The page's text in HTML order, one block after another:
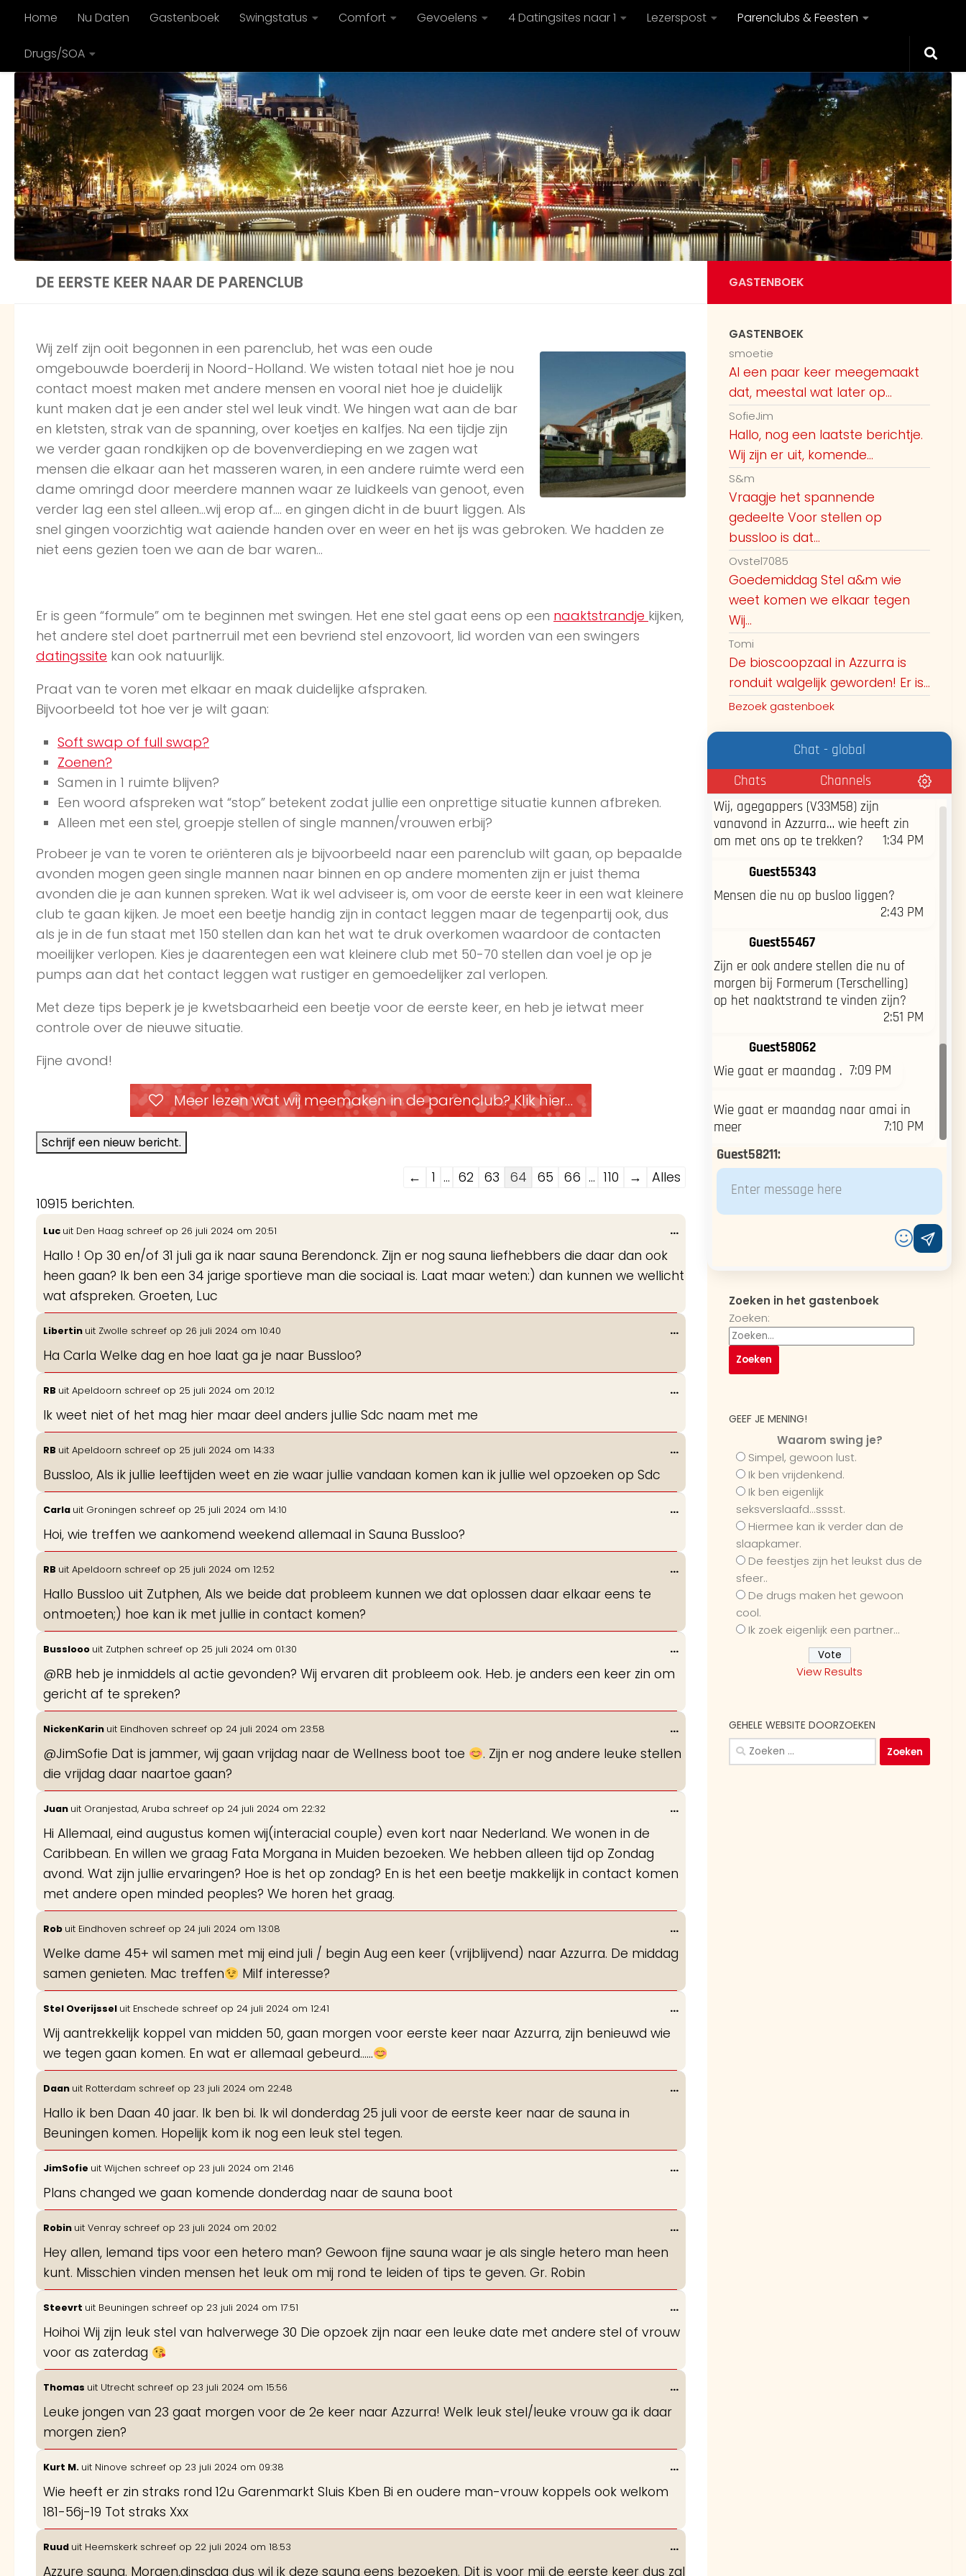
Doorgaan naar inhoud
Home Nu Daten Gastenboek Swingstatus Comfort Gevoelens 4 Datingsites naar 1 Lezerspost Parenclubs & Feesten
Drugs/SOA
DE EERSTE KEER NAAR DE PARENCLUB
Wij zelf zijn ooit begonnen in een parenclub, het was een oude
omgebouwde boerderij in Noord-Holland. We wisten totaal niet hoe je nou
contact moest maken met andere mensen en vooral niet hoe je duidelijk
kunt maken dat je een ander stel wel leuk vindt. We hingen wat aan de bar
en kletsten, strak van de spanning, over koetjes en kalfjes. Na een tijdje zijn
we verder gaan rondkijken op de bovenverdieping en we zagen wat
mensen die elkaar aan het masseren waren, in een andere ruimte werd een
dame omringd door meerdere mannen waar ze luidkeels van genoot, even
verder lag een stel alleen…wij erop af…. en gingen dicht in de buurt liggen. Als
snel gingen voorzichtig wat aaiende handen over en weer en het ijs was gebroken. We hadden ze
niet eens gezien toen we aan de bar waren…
Er is geen “formule” om te beginnen met swingen. Het ene stel gaat eens op een naaktstrandje kijken,
het andere stel doet partnerruil met een bevriend stel enzovoort, lid worden van een swingers
datingssite kan ook natuurlijk.
Praat van te voren met elkaar en maak duidelijke afspraken.
Bijvoorbeeld tot hoe ver je wilt gaan:
Soft swap of full swap?
Zoenen?
Samen in 1 ruimte blijven?
Een woord afspreken wat “stop” betekent zodat jullie een onprettige situatie kunnen afbreken.
Alleen met een stel, groepje stellen of single mannen/vrouwen erbij?
Probeer je van te voren te oriënteren als je bijvoorbeeld naar een parenclub wilt gaan, op bepaalde
avonden mogen geen single mannen naar binnen en op andere momenten zijn er juist thema
avonden die je aan kunnen spreken. Wat ik wel adviseer is, om voor de eerste keer in een wat kleinere
club te gaan kijken. Je moet een beetje handig zijn in contact leggen maar de tegenpartij ook, dus
als je in de fun staat met 150 stellen dan kan het wat te druk overkomen waardoor de contacten
moeilijker verlopen. Kies je daarentegen een wat kleinere club met 50-70 stellen dan voel je op je
pumps aan dat het contact leggen wat rustiger en gemoedelijker zal verlopen.
Met deze tips beperk je je kwetsbaarheid een beetje voor de eerste keer, en heb je ietwat meer
controle over de nieuwe situatie.
Fijne avond!
Meer lezen wat wij meemaken in de parenclub? Klik hier…
Navigatie
de
lijst
← 1 ... 62 63 64 65 66 ... 110 →
Alles
10915 berichten.
Luc uit Den Haag schreef op 26 juli 2024 om 20:51
Hallo ! Op 30 en/of 31 juli ga ik naar sauna Berendonck. Zijn er nog sauna liefhebbers die daar dan ook
heen gaan? Ik ben een 34 jarige sportieve man die sociaal is. Laat maar weten:) dan kunnen we wellicht
wat afspreken. Groeten, Luc
...Wissel
Libertin uit Zwolle schreef op 26 juli 2024 om 10:40
Ha Carla Welke dag en hoe laat ga je naar Bussloo?
...Wissel
metabox.
RB uit Apeldoorn schreef op 25 juli 2024 om 20:12
Ik weet niet of het mag hier maar deel anders jullie Sdc naam met me
...Wissel
metabox.
RB uit Apeldoorn schreef op 25 juli 2024 om 14:33
Bussloo, Als ik jullie leeftijden weet en zie waar jullie vandaan komen kan ik jullie wel opzoeken op Sdc
...Wissel
metabox.
Carla uit Groningen schreef op 25 juli 2024 om 14:10
Hoi, wie treffen we aankomend weekend allemaal in Sauna Bussloo?
...Wissel
metabox.
RB uit Apeldoorn schreef op 25 juli 2024 om 12:52
Hallo Bussloo uit Zutphen, Als we beide dat probleem kunnen we dat oplossen daar elkaar eens te
ontmoeten;) hoe kan ik met jullie in contact komen?
...Wissel
Busslooo uit Zutphen schreef op 25 juli 2024 om 01:30
@RB heb je inmiddels al actie gevonden? Wij ervaren dit probleem ook. Heb. je anders een keer zin om
gericht af te spreken?
...Wissel
NickenKarin uit Eindhoven schreef op 24 juli 2024 om 23:58
@JimSofie Dat is jammer, wij gaan vrijdag naar de Wellness boot toe
. Zijn er nog andere leuke stellen
die vrijdag daar naartoe gaan?
...Wissel
metabox.
Juan uit Oranjestad, Aruba schreef op 24 juli 2024 om 22:32
Hi Allemaal, eind augustus komen wij(interacial couple) even kort naar Nederland. We wonen in de
Caribbean. En willen we graag Fata Morgana in Muiden bezoeken. We hebben alleen tijd op Zondag
avond. Wat zijn jullie ervaringen? Hoe is het op zondag? En is het een beetje makkelijk in contact komen
met andere open minded peoples? We horen het graag.
...Wissel
Rob uit Eindhoven schreef op 24 juli 2024 om 13:08
Welke dame 45+ wil samen met mij eind juli / begin Aug een keer (vrijblijvend) naar Azzurra. De middag
samen genieten. Mac treffen
Milf interesse?
...Wissel
Stel Overijssel uit Enschede schreef op 24 juli 2024 om 12:41
Wij aantrekkelijk koppel van midden 50, gaan morgen voor eerste keer naar Azzurra, zijn benieuwd wie
we tegen gaan komen. En wat er allemaal gebeurd……
...Wissel
Daan uit Rotterdam schreef op 23 juli 2024 om 22:48
Hallo ik ben Daan 40 jaar. Ik ben bi. Ik wil donderdag 25 juli voor de eerste keer naar de sauna in
Beuningen komen. Hopelijk kom ik nog een leuk stel tegen.
...Wissel
JimSofie uit Wijchen schreef op 23 juli 2024 om 21:46
Plans changed we gaan komende donderdag naar de sauna boot
...Wissel
metabox.
Robin uit Venray schreef op 23 juli 2024 om 20:02
Hey allen, Iemand tips voor een hetero man? Gewoon fijne sauna waar je als single hetero man heen
kunt. Misschien vinden mensen het leuk om mij rond te leiden of tips te geven. Gr. Robin
...Wissel
Steevrt uit Beuningen schreef op 23 juli 2024 om 17:51
Hoihoi Wij zijn leuk stel van halverwege 30 Die opzoek zijn naar een leuke date met andere stel of vrouw
voor as zaterdag
...Wissel
metabox.
Thomas uit Utrecht schreef op 23 juli 2024 om 15:56
Leuke jongen van 23 gaat morgen voor de 2e keer naar Azzurra! Welk leuk stel/leuke vrouw ga ik daar
morgen zien?
...Wissel
Kurt M. uit Ninove schreef op 23 juli 2024 om 09:38
Wie heeft er zin straks rond 12u Garenmarkt Sluis Kben Bi en oudere man-vrouw koppels ook welkom
181-56j-19 Tot straks Xxx
...Wissel
Ruud uit Heemskerk schreef op 22 juli 2024 om 18:53
Azzure sauna. Morgen,dinsdag dus wil ik deze sauna eens bezoeken. Dit is voor mij de eerste keer dus zal
...Wissel
deze
GASTENBOEK
GASTENBOEK
smoetie
Al een paar keer meegemaakt
dat, meestal wat later op...
SofieJim
Hallo, nog een laatste berichtje.
Wij zijn er uit, komende...
S&m
Vraagje het spannende
gedeelte Voor stellen op
bussloo is dat...
Ovstel7085
Goedemiddag Stel a&m wie
weet komen we elkaar tegen
Wij...
Tomi
De bioscoopzaal in Azzurra is
ronduit walgelijk geworden! Er is...
Bezoek gastenboek
Chat - global
Chats
Channels
wij vandaag lekker op 8:01 AM
ondertussen spannende dingen
doen. Zijn er meer mensen die
vandaag gaan varen in het gebied
rond Amsterdam
8:02 AM
Guest51918
Wie gaan er ook wel is naar
naaktstrand groede Zeeland lekker
spelen in de duintjes wij koppel 40
ers gaan donderdag weer en voor
veel in vr bi hier
8:21 AM
Guest51927
welke vrouw of koppel vandaag naar
Guest51935
Wij lekker zo Bergen aan Zee op het
rustige
8:28 AM
Gedeelte richting Schoorl
8:28 AM
Guest51826
We gaan ook naar het naakstrand in
het twiske even lekker wandelen
vanavond. Zal begin avond zijn.
Guest52947
Vandaag lekker met zijn tweeën op
strandje in vuren
11:12 AM
Guest52585, we hebben geen
interesse in mannen alleen.
11:22 AM
Guest54545
@guest51826 hoe zijn jullie te
herkennen? hier single man van 35
jaar, gespierde bouw :)
Guest54599
Wij, agegappers (V33M58) zijn
vanavond in Azzurra… wie heeft zin
om met ons op te trekken?
1:34 PM
Guest55343
Mensen die nu op busloo liggen?
2:43 PM
Guest55467
Zijn er ook andere stellen die nu of
morgen bij Formerum (Terschelling)
op het naaktstrand te vinden zijn?
2:51 PM
Guest58062
Wie gaat er maandag . 7:09 PM
Wie gaat er maandag naar amai in
meer
7:10 PM
Guest58211:
Zoeken in het gastenboek
Zoeken:
GEEF JE MENING!
Waarom swing je?
Simpel, gewoon lust.
Ik ben vrijdenkend.
Ik ben eigenlijk
seksverslaafd...sssst.
Hiermee kan ik verder dan de
slaapkamer.
De feestjes zijn het leukst dus de
sfeer..
De drugs maken het gewoon
cool.
Ik zoek eigenlijk een partner...
View Results
GEHELE WEBSITE DOORZOEKEN
Zoeken
naar: